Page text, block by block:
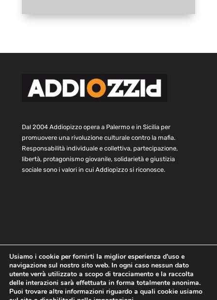
Dal 2004 Addiopizzo opera a Palermo e in Sicilia per
promuovere una rivoluzione culturale contro la mafia.
Responsabilità individuale e collettiva, partecipazione,
libertà, protagonismo giovanile, solidarietà e giustizia
sociale sono i valori in cui Addiopizzo si riconosce.
Home Statuto e bilancio
Contatti
Privacy
Cookie Child Protection Policy
Usiamo i cookie per fornirti la miglior esperienza d'uso e
navigazione sul nostro sito web. In ogni caso nessun dato
utente verrà utilizzato a scopo di tracciamento e la raccolta
delle interazioni sarà effettuata in forma totalmente anonima.
Puoi trovare altre informazioni riguardo a quali cookie usiamo